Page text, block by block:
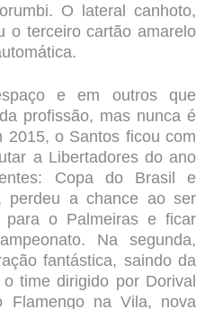
O lateral canhoto,
o terceiro cartão amarelo
e em outros que
profissão, mas nunca é
2015, o Santos ficou com
a Libertadores do ano
Copa do Brasil e
perdeu a chance ao ser
para o Palmeiras e ficar
Na segunda,
fantástica, saindo da
time dirigido por Dorival
Flamengo na Vila, nova